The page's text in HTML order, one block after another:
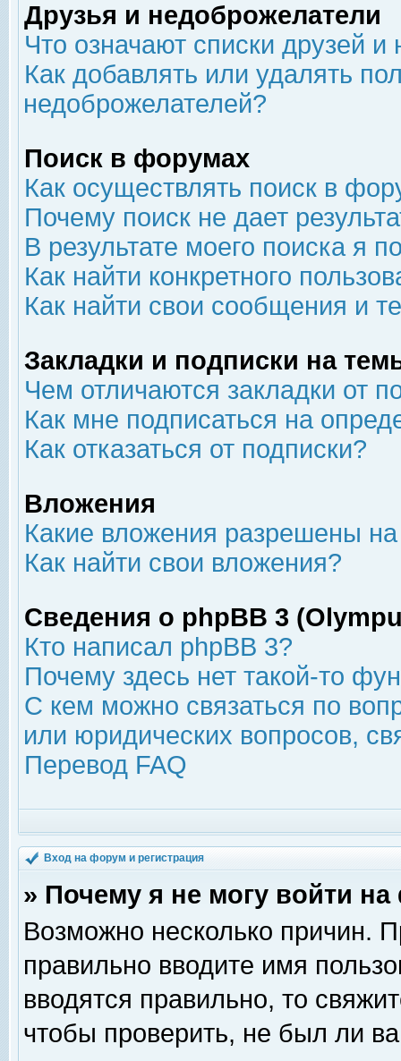
Друзья и недоброжелатели
Что означают списки друзей
Как добавлять или удалять
недоброжелателей?
Поиск в форумах
Как осуществлять поиск в
Почему поиск не дает
В результате моего поиска я
Как найти конкретного
Как найти свои сообщения и
Закладки и подписки на
Чем отличаются закладки от
Как мне подписаться на
Как отказаться от подписки?
Вложения
Какие вложения разрешены
Как найти свои вложения?
Сведения о phpBB 3
Кто написал phpBB 3?
Почему здесь нет такой-то
С кем можно связаться по
или юридических вопросов,
Перевод FAQ
Вход на форум и регистрация
» Почему я не могу войти
Возможно несколько причин.
правильно вводите имя
вводятся правильно, то
чтобы проверить, не был ли